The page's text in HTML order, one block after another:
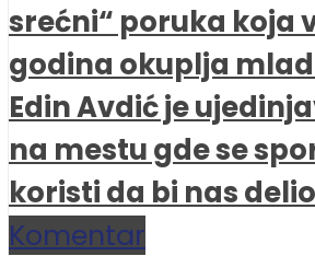
srećni“ poruka koja
godina okuplja
Edin Avdić je
na mestu gde se
koristi da bi nas delio
Komentar